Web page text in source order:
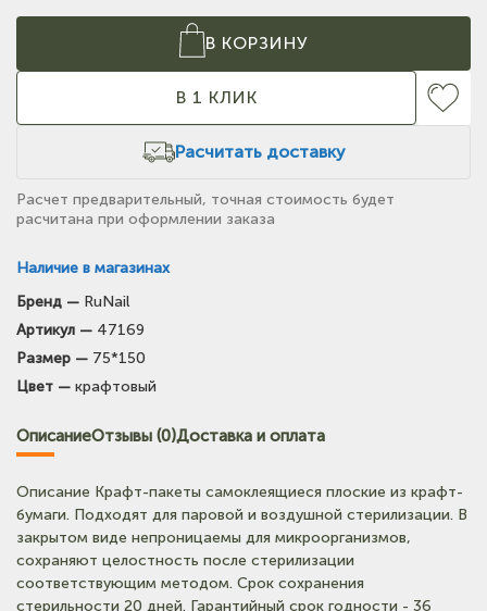
В КОРЗИНУ
В 1 КЛИК
Расчитать доставку
Наличие в магазинах
Тел: +7-903-947-7028
Тел: +7-903-947-9492
(на карте)
Тел: +7-3852-721-001
Бренд — RuNail
Артикул — 47169
Размер — 75*150
Цвет — крафтовый
Расчет предварительный, точная стоимость будет
расчитана при оформлении заказа
ОписаниеОтзывы (0)Доставка и оплата
Описание Крафт-пакеты самоклеящиеся плоские из крафт-
бумаги. Подходят для паровой и воздушной стерилизации. В
закрытом виде непроницаемы для микроорганизмов,
сохраняют целостность после стерилизации
соответствующим методом. Срок сохранения
стерильности 20 дней. Гарантийный срок годности - 36